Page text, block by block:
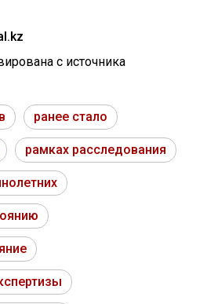
с источника
ранее стало
рамках расследования